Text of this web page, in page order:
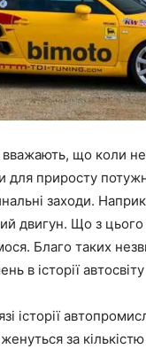
вважають, що коли
для приросту
заходи.
двигун. Що з цього
Благо таких
в історії
історії
за кількістю